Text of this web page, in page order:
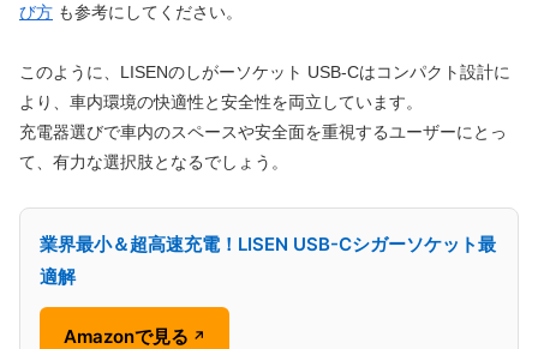
び方 も参考にしてください。
このように、LISENのしがーソケット USB-Cはコンパクト設計に
より、車内環境の快適性と安全性を両立しています。
充電器選びで車内のスペースや安全面を重視するユーザーにとっ
て、有力な選択肢となるでしょう。
業界最小＆超高速充電！LISEN USB-Cシガーソケット最
適解
Amazonで見る ↗